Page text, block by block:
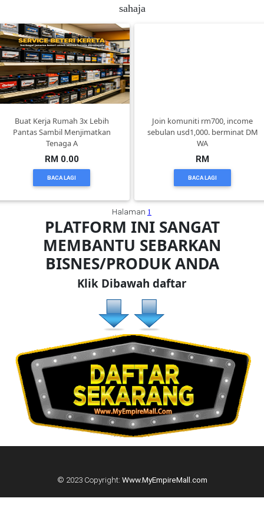
sahaja
Buat Kerja Rumah 3x Lebih
Pantas Sambil Menjimatkan
Tenaga A
RM 0.00
BACA LAGI
Join komuniti rm700, income
sebulan usd1,000. berminat DM
WA
RM
BACA LAGI
Halaman 1
PLATFORM INI SANGAT
MEMBANTU SEBARKAN
BISNES/PRODUK ANDA
Klik Dibawah daftar
FESYEN
WANITA(0)
KECANTIKAN(7)
FESYEN
LELAKI(0)
MINYAK
WANGI(8)
PENDIDIKAN(19)
ARTIKEL(14)
PEMBORONG(2)
© 2023 Copyright: Www.MyEmpireMall.com